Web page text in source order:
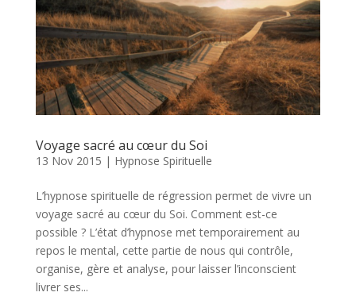
Voyage sacré au cœur du Soi
13 Nov 2015 | Hypnose Spirituelle
L’hypnose spirituelle de régression permet de vivre un
voyage sacré au cœur du Soi. Comment est-ce
possible ? L’état d’hypnose met temporairement au
repos le mental, cette partie de nous qui contrôle,
organise, gère et analyse, pour laisser l’inconscient
livrer ses...